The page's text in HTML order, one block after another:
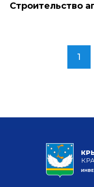
Строительство
1